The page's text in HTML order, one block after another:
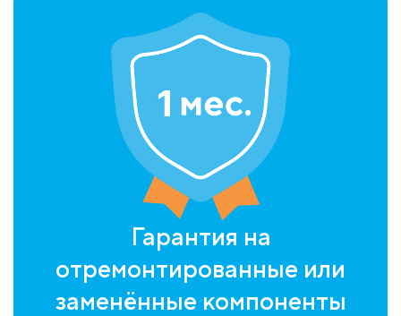
Гарантия на
отремонтированные или
заменённые компоненты